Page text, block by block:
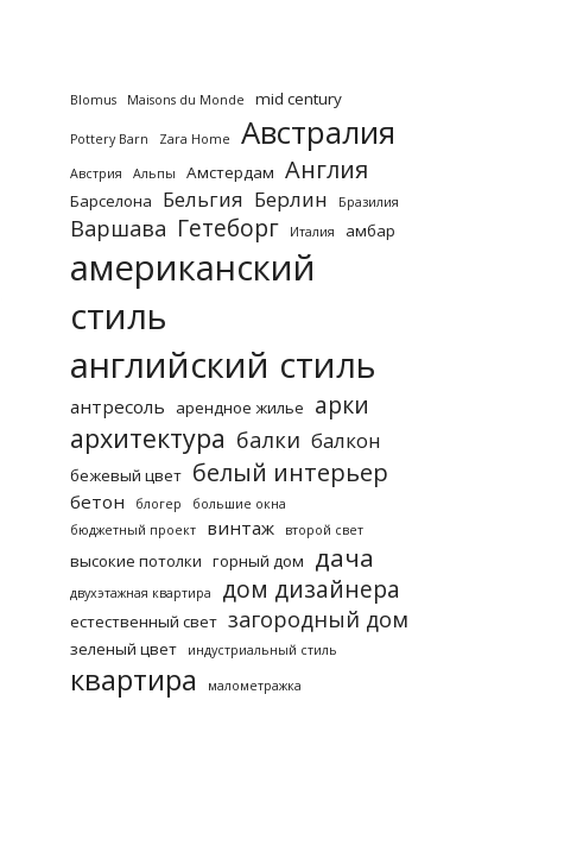
Blomus Maisons du Monde mid century
Pottery Barn Zara Home Австралия
Австрия Альпы Амстердам Англия
Барселона Бельгия Берлин Бразилия
Варшава Гетеборг Италия амбар
американский
стиль
английский стиль
антресоль арендное жилье арки
архитектура балки балкон
бежевый цвет белый интерьер
бетон блогер
большие окна
бюджетный проект
винтаж второй свет
высокие потолки горный дом дача
двухэтажная квартира дом дизайнера
естественный свет загородный дом
зеленый цвет индустриальный стиль
квартира малометражка